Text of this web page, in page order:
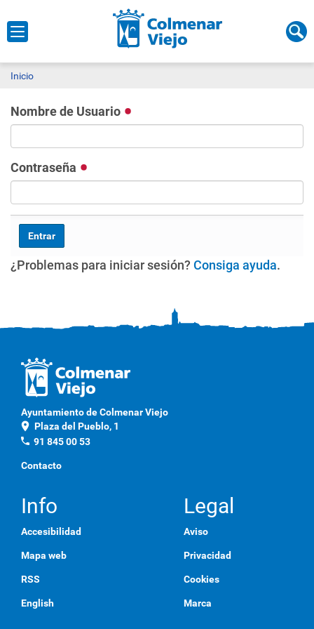
Inicio
Nombre de Usuario
Contraseña
¿Problemas para iniciar sesión? Consiga ayuda.
Ayuntamiento de Colmenar Viejo
location_on Plaza del Pueblo, 1
phone 91 845 00 53
Contacto
Info
Accesibilidad
Mapa web
RSS
English
Legal
Aviso
Privacidad
Cookies
Marca